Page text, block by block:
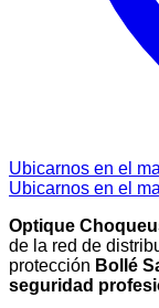
Ubicarnos en el
Ubicarnos en el
Optique
de la red de
protección Bollé
seguridad